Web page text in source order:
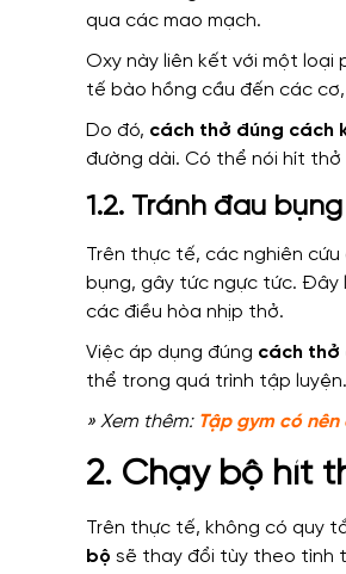
qua các mao mạch.
Oxy này liên kết với một
tế bào hồng cầu đến các
Do đó, cách thở đúng cách
đường dài. Có thể nói hít thở
1.2. Tránh đau bụng
Trên thực tế, các nghiên
bụng, gây tức ngực tức. Đây
các điều hòa nhịp thở.
Việc áp dụng đúng cách thở
thể trong quá trình tập
» Xem thêm: Tập gym có
2. Chạy bộ hít
Trên thực tế, không có quy
bộ sẽ thay đổi tùy theo tình